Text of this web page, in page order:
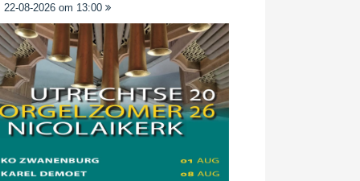
22-08-2026 om 13:00